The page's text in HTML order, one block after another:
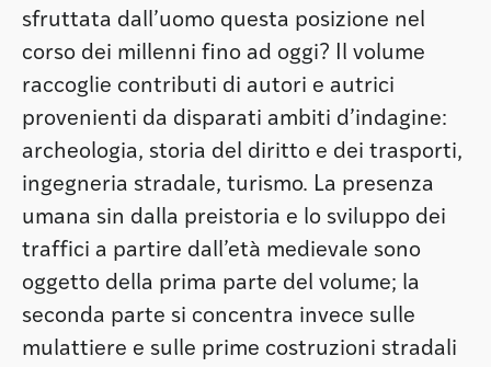
sfruttata dall’uomo questa posizione nel
corso dei millenni fino ad oggi? Il volume
raccoglie contributi di autori e autrici
provenienti da disparati ambiti d’indagine:
archeologia, storia del diritto e dei trasporti,
ingegneria stradale, turismo. La presenza
umana sin dalla preistoria e lo sviluppo dei
traffici a partire dall’età medievale sono
oggetto della prima parte del volume; la
seconda parte si concentra invece sulle
mulattiere e sulle prime costruzioni stradali